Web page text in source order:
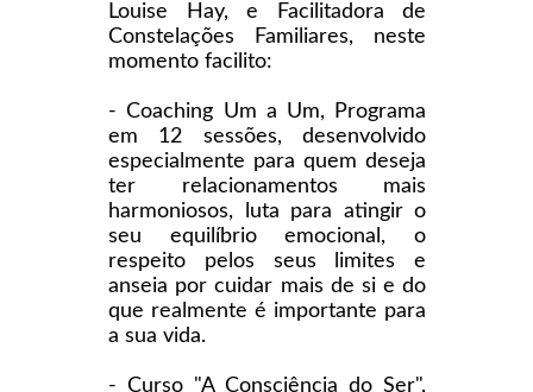
Louise Hay, e Facilitadora de
Constelações Familiares, neste
momento facilito:
- Coaching Um a Um, Programa
em 12 sessões, desenvolvido
especialmente para quem deseja
ter relacionamentos mais
harmoniosos, luta para atingir o
seu equilíbrio emocional, o
respeito pelos seus limites e
anseia por cuidar mais de si e do
que realmente é importante para
a sua vida.
- Curso "A Consciência do Ser",